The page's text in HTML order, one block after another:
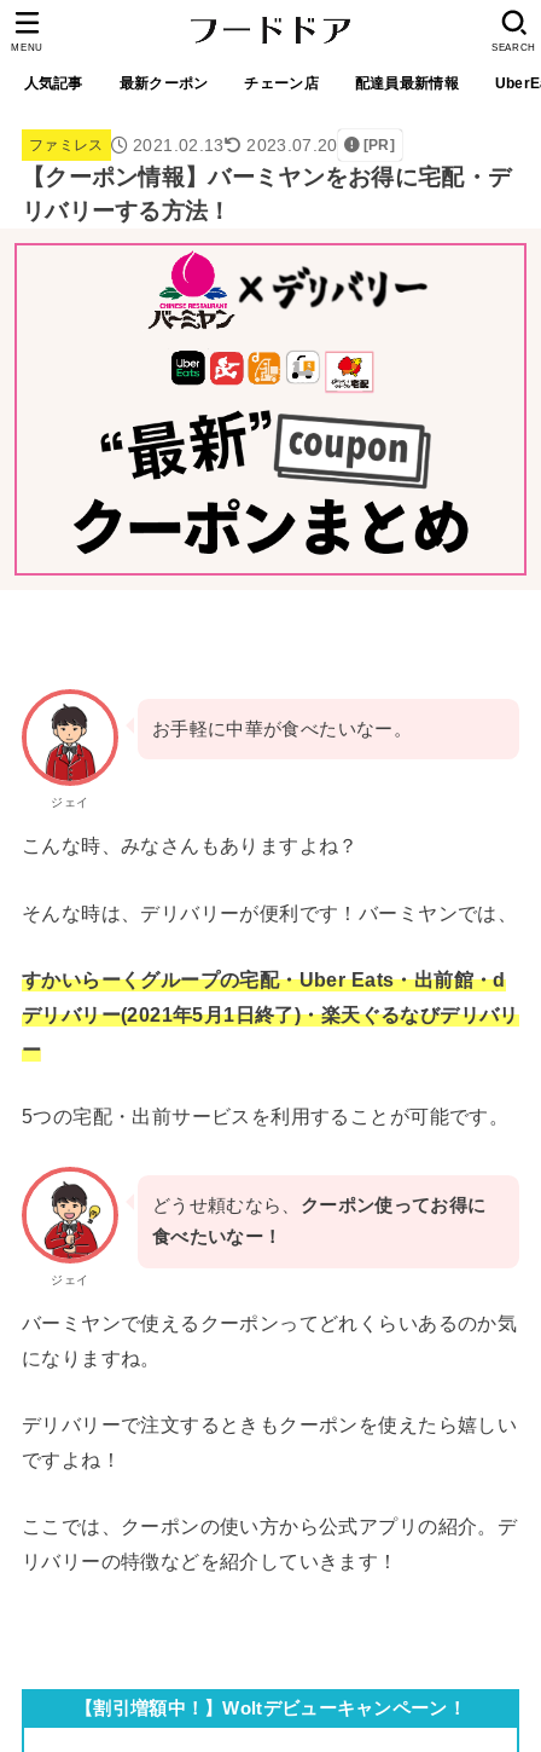
人気記事 最新クーポン チェーン店 配達員最新情報
SEARCH
MENU
ファミレス 2021.02.13 2023.07.20 [PR]
【クーポン情報】バーミヤンをお得に宅配・デ
リバリーする方法！
ジェイ
お手軽に中華が食べたいなー。
こんな時、みなさんもありますよね？
そんな時は、デリバリーが便利です！バーミヤンでは、
すかいらーくグループの宅配・Uber Eats・出前館・d
デリバリー(2021年5月1日終了)・楽天ぐるなびデリバリ
ー
5つの宅配・出前サービスを利用することが可能です。
ジェイ
どうせ頼むなら、 クーポン使ってお得に
食べたいなー！
バーミヤンで使えるクーポンってどれくらいあるのか気
になりますね。
デリバリーで注文するときもクーポンを使えたら嬉しい
ですよね！
ここでは、クーポンの使い方から公式アプリの紹介。デ
リバリーの特徴などを紹介していきます！
【割引増額中！】Woltデビューキャンペーン！